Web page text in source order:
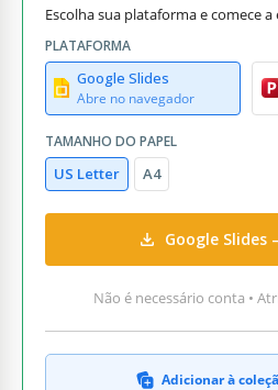
Escolha sua plataforma e comece
PLATAFORMA
Google Slides
Abre no navegador
TAMANHO DO PAPEL
US Letter A4
Google Slides
Não é necessário conta •
Adicionar à